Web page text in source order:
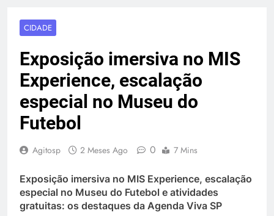
CIDADE
Exposição imersiva no MIS
Experience, escalação
especial no Museu do
Futebol
Agitosp 2 Meses Ago 0 7 Mins
Exposição imersiva no MIS Experience, escalação
especial no Museu do Futebol e atividades
gratuitas: os destaques da Agenda Viva SP